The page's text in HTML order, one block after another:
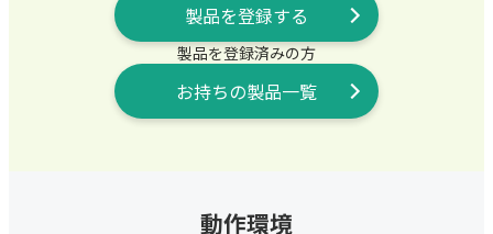
製品を登録する
製品を登録済みの方
お持ちの製品一覧
動作環境